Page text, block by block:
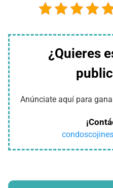
¿Quieres
Anúnciate aquí para